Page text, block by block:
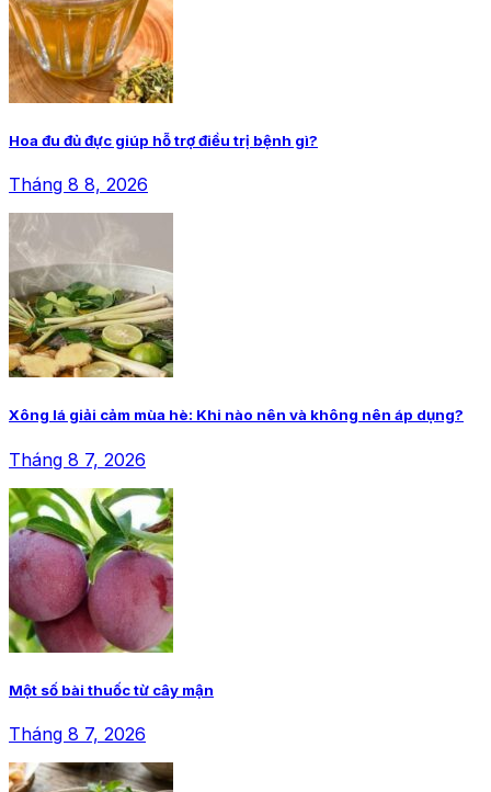
Hoa đu đủ đực giúp hỗ trợ điều trị bệnh gì?
Tháng 8 8, 2026
Xông lá giải cảm mùa hè: Khi nào nên và không nên áp dụng?
Tháng 8 7, 2026
Một số bài thuốc từ cây mận
Tháng 8 7, 2026